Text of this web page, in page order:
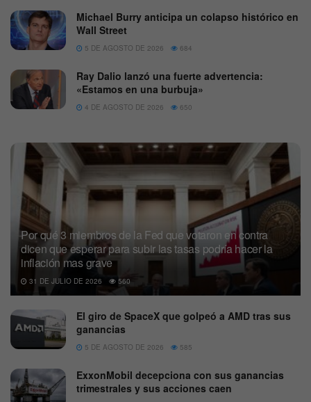
Michael Burry anticipa un colapso histórico en
Wall Street
5 DE AGOSTO DE 2026 684
Ray Dalio lanzó una fuerte advertencia:
«Estamos en una burbuja»
4 DE AGOSTO DE 2026 650
Por qué 3 miembros de la Fed que votaron en contra
dicen que esperar para subir las tasas podría hacer la
inflación mas grave
31 DE JULIO DE 2026 560
El giro de SpaceX que golpeó a AMD tras sus
ganancias
5 DE AGOSTO DE 2026 585
ExxonMobil decepciona con sus ganancias
trimestrales y sus acciones caen